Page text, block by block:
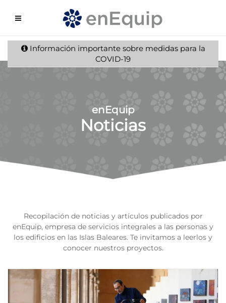
Información importante sobre medidas para la
COVID-19
enEquip
Noticias
Recopilación de noticias y artículos publicados por
enEquip, empresa de servicios integrales a las personas y
los edificios en las Islas Baleares. Te invitamos a leerlos y
conocer nuestros proyectos.